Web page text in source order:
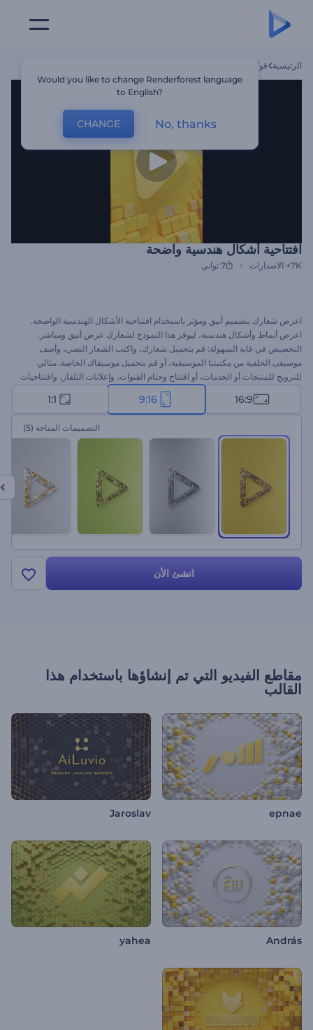
الرئيسية قوالب
افتتاحية أشكال هندسية واضحة
7K+ الاصدارات 7 ثواني
اعرض شعارك بتصميم أنيق ومؤثر باستخدام افتتاحية الأشكال الهندسية الواضحة.
اعرض أنماط وأشكال هندسية، ليوفر هذا النموذج لشعارك عرض أنيق ومباشر.
التخصيص في غاية السهولة: قم بتحميل شعارك، واكتب الشعار النصي، وأضف
موسيقى الخلفية من مكتبتنا الموسيقية، أو قم بتحميل موسيقاك الخاصة. مثالي
للترويج للمنتجات أو الخدمات، أو افتتاح وختام القنوات، وإعلانات التلفاز، وافتتاحيات
العروض التقديمية، وغيرها. ابدأ الآن وارتقِ بعلامتك التجارية!
16:9
9:16
1:1
التصميمات المتاحة (5)
انشئ الأن
مقاطع الفيديو التي تم إنشاؤها باستخدام هذا
القالب
epnae
Jaroslav
András
yahea
Would you like to change Renderforest language
to English?
CHANGE No, thanks